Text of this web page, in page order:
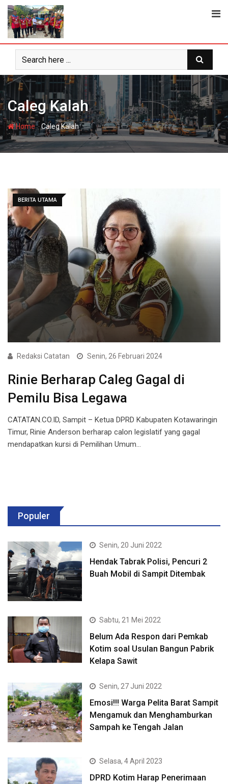
Skip
content
Caleg Kalah
Home-Caleg Kalah
BERITA UTAMA
Redaksi Catatan Senin, 26 Februari 2024
Rinie Berharap Caleg Gagal di
Pemilu Bisa Legawa
CATATAN.CO.ID, Sampit – Ketua DPRD Kabupaten Kotawaringin
Timur, Rinie Anderson berharap calon legislatif yang gagal
mendapatkan kursi di Pemilihan Umum…
Populer
Senin, 20 Juni 2022
Hendak Tabrak Polisi, Pencuri 2
Buah Mobil di Sampit Ditembak
Sabtu, 21 Mei 2022
Belum Ada Respon dari Pemkab
Kotim soal Usulan Bangun Pabrik
Kelapa Sawit
Senin, 27 Juni 2022
Emosi!!! Warga Pelita Barat Sampit
Mengamuk dan Menghamburkan
Sampah ke Tengah Jalan
Selasa, 4 April 2023
DPRD Kotim Harap Penerimaan